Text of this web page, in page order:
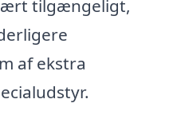
tilgængeligt,
af ekstra